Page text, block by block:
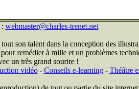
webmaster@charles-trenet.net
son talent dans la conception des
remédier à mille et un problèmes
un très grand sourire !
vidéo- Conseils e-learning- Théâtre